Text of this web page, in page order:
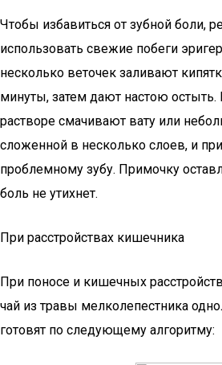
Чтобы избавиться от зубной боли,
использовать свежие побеги
несколько веточек заливают
минуты, затем дают настою остыть.
растворе смачивают вату или
сложенной в несколько слоев, и
проблемному зубу. Примочку
боль не утихнет.
При расстройствах кишечника
При поносе и кишечных
чай из травы мелколепестника
готовят по следующему алгоритму: